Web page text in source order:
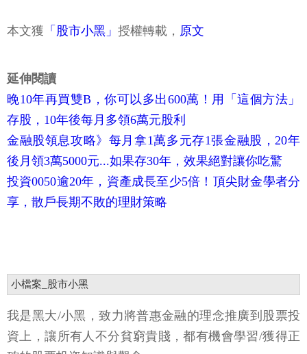
本文獲 「股市小黑」 授權轉載， 原文
延伸閱讀
晚10年再買雙B，你可以多出600萬！用「這個方法」
存股，10年後每月多領6萬元股利
金融股領息攻略》每月拿1萬多元存1張金融股，20年
後月領3萬5000元...如果存30年，效果絕對讓你吃驚
投資0050逾20年，資產成長至少5倍！頂尖財金學者分
享，散戶長期不敗的理財策略
小檔案_股市小黑
我是黑大/小黑，致力將普惠金融的理念推廣到股票投
資上，讓所有人不分貧窮貴賤，都有機會學習/獲得正